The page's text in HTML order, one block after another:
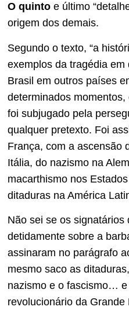
O quinto e último
origem dos demais.
Segundo o texto, “a
exemplos da tragédia em
Brasil em outros países
determinados
foi subjugado pela
qualquer pretexto. Foi
França, com a ascensão
Itália, do nazismo na
macarthismo nos
ditaduras na América
Não sei se os signatários
detidamente sobre a
assinaram no parágrafo
mesmo saco as
nazismo e o fascismo… e
revolucionário da Grande